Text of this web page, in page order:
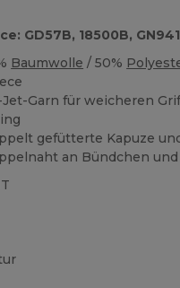
GD57B, 18500B, GN941
Baumwolle / 50%
Garn für weicheren
gefütterte Kapuze
an Bündchen und